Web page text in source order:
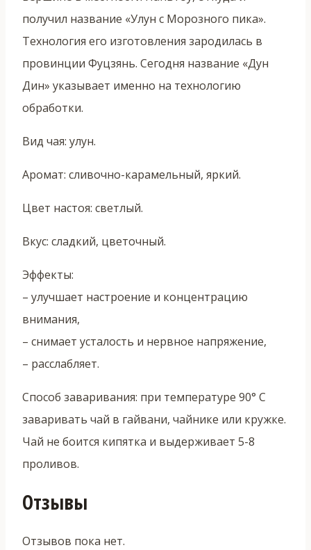
получил название «Улун с Морозного пика».
Технология его изготовления зародилась в
провинции Фуцзянь. Сегодня название «Дун
Дин» указывает именно на технологию
обработки.
Вид чая: улун.
Аромат: сливочно-карамельный, яркий.
Цвет настоя: светлый.
Вкус: сладкий, цветочный.
Эффекты:
– улучшает настроение и концентрацию
внимания,
– снимает усталость и нервное напряжение,
– расслабляет.
Способ заваривания: при температуре 90° C
заваривать чай в гайвани, чайнике или кружке.
Чай не боится кипятка и выдерживает 5-8
проливов.
Отзывы
Отзывов пока нет.